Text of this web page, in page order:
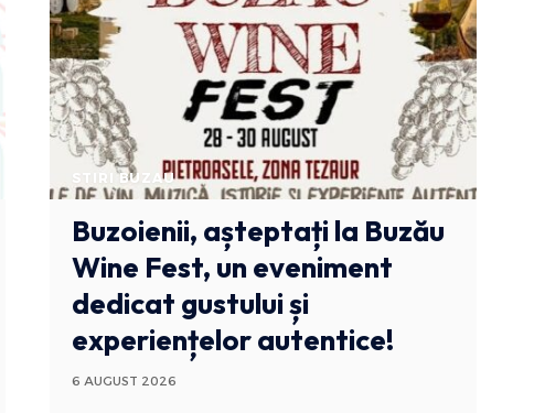
STIRI BUZAU
Buzoienii, așteptați la Buzău
Wine Fest, un eveniment
dedicat gustului și
experiențelor autentice!
6 AUGUST 2026